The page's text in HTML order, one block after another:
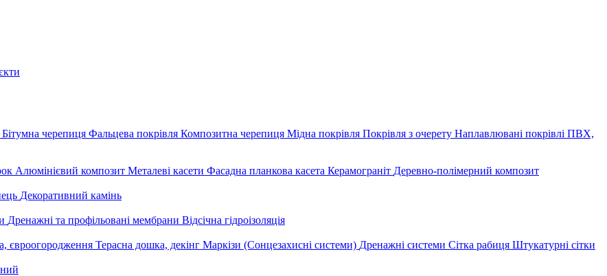
Бітумна черепиця Фальцева покрівля Композитна черепиця Мідна покрівля Покрівля з очерету Наплавлювані покрівлі ПВХ,
Алюмінієвий композит Металеві касети Фасадна планкова касета Керамограніт Деревно-полімерний композит
Декоративний камінь
Дренажні та профільовані мембрани Відсічна гідроізоляція
євроогородження Терасна дошка, декінг Маркізи (Сонцезахисні системи) Дренажні системи Сітка рабиця Штукатурні сітки